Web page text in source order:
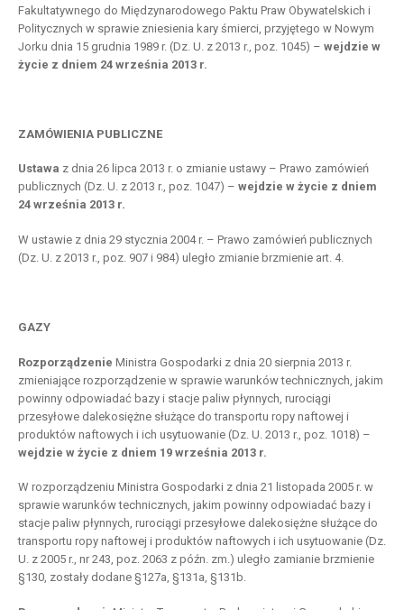
Fakultatywnego do Międzynarodowego Paktu Praw Obywatelskich i
Politycznych w sprawie zniesienia kary śmierci, przyjętego w Nowym
Jorku dnia 15 grudnia 1989 r. (Dz. U. z 2013 r., poz. 1045) – wejdzie w
życie z dniem 24 września 2013 r.
ZAMÓWIENIA PUBLICZNE
Ustawa z dnia 26 lipca 2013 r. o zmianie ustawy – Prawo zamówień
publicznych (Dz. U. z 2013 r., poz. 1047) – wejdzie w życie z dniem
24 września 2013 r.
W ustawie z dnia 29 stycznia 2004 r. – Prawo zamówień publicznych
(Dz. U. z 2013 r., poz. 907 i 984) uległo zmianie brzmienie art. 4.
GAZY
Rozporządzenie Ministra Gospodarki z dnia 20 sierpnia 2013 r.
zmieniające rozporządzenie w sprawie warunków technicznych, jakim
powinny odpowiadać bazy i stacje paliw płynnych, rurociągi
przesyłowe dalekosiężne służące do transportu ropy naftowej i
produktów naftowych i ich usytuowanie (Dz. U. 2013 r., poz. 1018) –
wejdzie w życie z dniem 19 września 2013 r.
W rozporządzeniu Ministra Gospodarki z dnia 21 listopada 2005 r. w
sprawie warunków technicznych, jakim powinny odpowiadać bazy i
stacje paliw płynnych, rurociągi przesyłowe dalekosiężne służące do
transportu ropy naftowej i produktów naftowych i ich usytuowanie (Dz.
U. z 2005 r., nr 243, poz. 2063 z późn. zm.) uległo zamianie brzmienie
§130, zostały dodane §127a, §131a, §131b.